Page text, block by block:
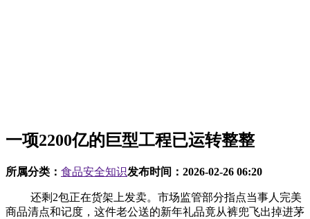
一项2200亿的巨型工程已运转整整
所属分类： 食品安全知识发布时间： 2026-02-26 06:20
还剩2包正在货架上发卖。市场监管部分指点当事人完美
商品清点和记度，这件老公送的新年礼品竟从裤兜飞出掉进茅